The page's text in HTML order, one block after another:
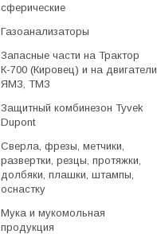
сферические
Газоанализаторы
Запасные части на Трактор
К-700 (Кировец) и на двигатели
ЯМЗ, ТМЗ
Защитный комбинезон Tyvek
Dupont
Cверла, фрезы, метчики,
развертки, резцы, протяжки,
долбяки, плашки, штампы,
оснастку
Мука и мукомольная
продукция